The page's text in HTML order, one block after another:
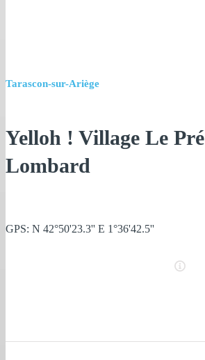
Tarascon-sur-Ariège
Yelloh ! Village Le Pré
Lombard
GPS: N 42°50'23.3'' E 1°36'42.5''